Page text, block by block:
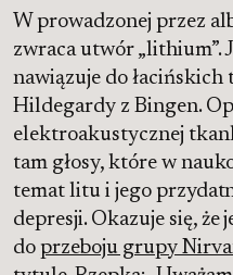
W prowadzonej przez
zwraca utwór „lithium”.
nawiązuje do
Hildegardy z Bingen.
elektroakustycznej
tam głosy, które w
temat litu i jego
depresji. Okazuje się, że
do przeboju grupy